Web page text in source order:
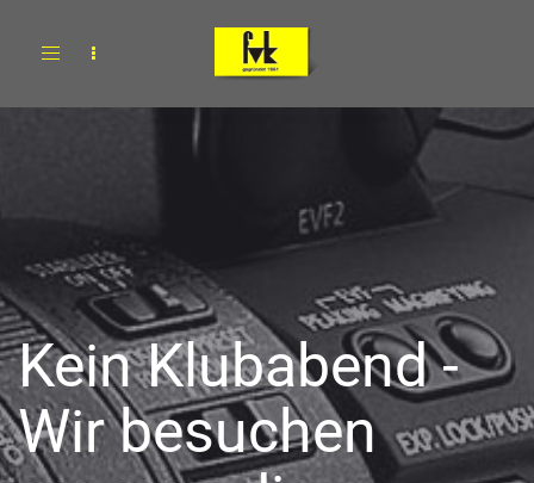
Toggle
Kein Klubabend -
Wir besuchen